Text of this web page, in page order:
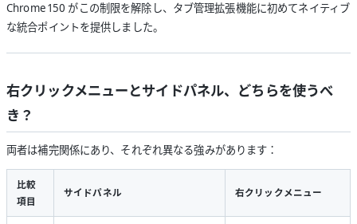
Chrome 150 がこの制限を解除し、タブ管理拡張機能に初めてネイティブ
な統合ポイントを提供しました。
右クリックメニューとサイドパネル、どちらを使うべ
き？
両者は補完関係にあり、それぞれ異なる強みがあります：
比較
項目
サイドパネル 右クリックメニュー